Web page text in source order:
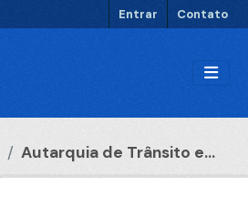
Entrar Contato
Autarquia de Trânsito e...